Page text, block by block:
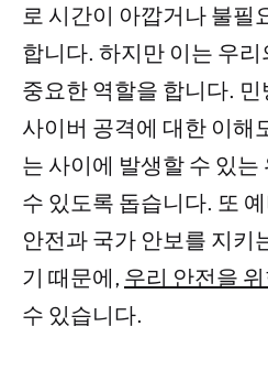
로 시간이 아깝거나 불필
합니다. 하지만 이는 우
중요한 역할을 합니다.
사이버 공격에 대한 이해
는 사이에 발생할 수 있
수 있도록 돕습니다. 또
안전과 국가 안보를 지키
기 때문에, 우리 안전을
수 있습니다.